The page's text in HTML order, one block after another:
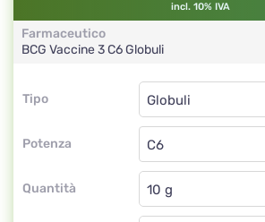
incl. 10% IVA
Farmaceutico
BCG Vaccine 3C6Globuli
Tipo
Tipo
Potenza
Globuli
C6
Quantità
Globuli